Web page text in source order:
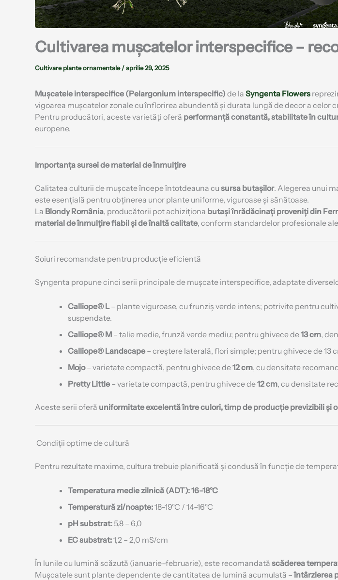
Cultivarea mușcatelor interspecifice –
Cultivare plante ornamentale/aprilie 29, 2025
Mușcatele interspecifice (Pelargonium interspecific) de la Syngenta Flowers
vigoarea mușcatelor zonale cu înflorirea abundentă și durata lungă de decor a celor
Pentru producători, aceste varietăți oferă performanță constantă, stabilitate în
europene.
Importanța sursei de material de înmulțire
Calitatea culturii de mușcate începe întotdeauna cu sursa butașilor. Alegerea unui
este esențială pentru obținerea unor plante uniforme, viguroase și sănătoase.
La Blondy România, producătorii pot achiziționa butași înrădăcinați proveniți din
material de înmulțire fiabil și de înaltă calitate, conform standardelor profesionale
Soiuri recomandate pentru producție eficientă
Syngenta propune cinci serii principale de mușcate interspecifice, adaptate
Calliope® L– plante viguroase, cu frunziș verde intens; potrivite pentru
suspendate.
Calliope® M – talie medie, frunză verde mediu; pentru ghivece de13 cm,
Calliope® Landscape – creștere laterală, flori simple; pentru ghivece de 13
Mojo– varietate compactă, pentru ghivece de12 cm, cu densitate
Pretty Little – varietate compactă, pentru ghivece de12 cm, cu densitate
Aceste serii oferă uniformitate excelentă între culori, timp de producție previzibili și
Condiții optime de cultură
Pentru rezultate maxime, cultura trebuie planificată și condusă în funcție de
Temperatura medie zilnică (ADT): 16–18°C
Temperatură zi/noapte:18–19°C / 14–16°C
pH substrat: 5,8 – 6,0
EC substrat:1,2 – 2,0 mS/cm
În lunile cu lumină scăzută (ianuarie–februarie), este recomandată scăderea
Mușcatele sunt plante dependente de cantitatea de lumină acumulată –întârzierea